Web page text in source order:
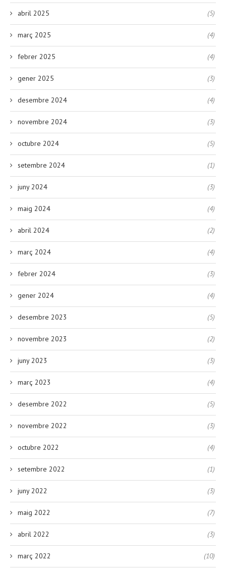
abril 2025 (5)
març 2025 (4)
febrer 2025 (4)
gener 2025 (3)
desembre 2024 (4)
novembre 2024 (3)
octubre 2024 (5)
setembre 2024 (1)
juny 2024 (3)
maig 2024 (4)
abril 2024 (2)
març 2024 (4)
febrer 2024 (3)
gener 2024 (4)
desembre 2023 (5)
novembre 2023 (2)
juny 2023 (3)
març 2023 (4)
desembre 2022 (5)
novembre 2022 (3)
octubre 2022 (4)
setembre 2022 (1)
juny 2022 (3)
maig 2022 (7)
abril 2022 (3)
març 2022 (10)